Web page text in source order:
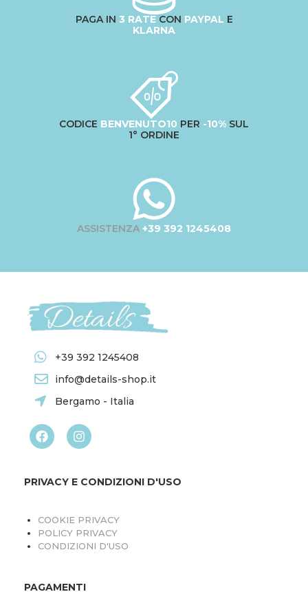
PAGA IN 3 RATECON PAYPAL E
KLARNA
CODICE BENVENUTO10 PER -10% SUL
1° ORDINE
ASSISTENZA +39 392 1245408
+39 392 1245408
info@details-shop.it
Bergamo - Italia
PRIVACY E CONDIZIONI D'USO
COOKIE PRIVACY
POLICY PRIVACY
CONDIZIONI D'USO
PAGAMENTI